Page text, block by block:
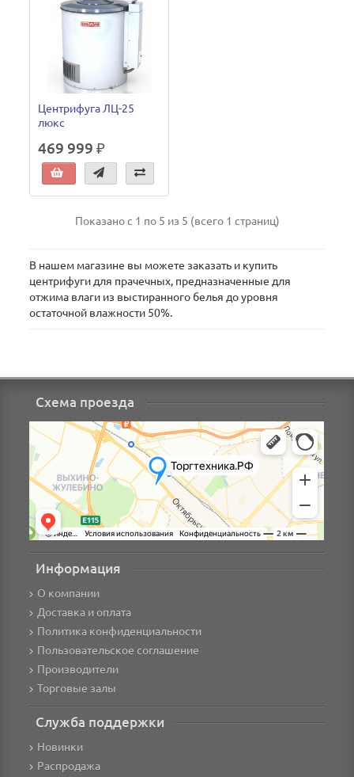
Центрифуга ЛЦ-25
люкс
469 999 ₽
Показано с 1 по 5 из 5 (всего 1 страниц)
В нашем магазине вы можете заказать и купить
центрифуги для прачечных, предназначенные для
отжима влаги из выстиранного белья до уровня
остаточной влажности 50%.
Схема проезда
Информация
О компании
Доставка и оплата
Политика конфиденциальности
Пользовательское соглашение
Производители
Торговые залы
Служба поддержки
Новинки
Распродажа